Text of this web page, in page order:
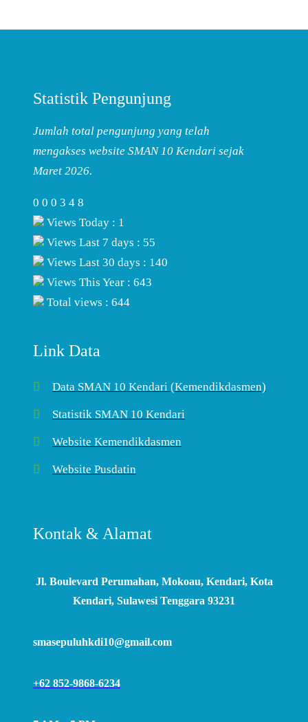
Statistik Pengunjung
Jumlah total pengunjung yang telah
mengakses website SMAN 10 Kendari sejak
Maret 2026.
0 0 0 3 4 8
Views Today : 1
Views Last 7 days : 55
Views Last 30 days : 140
Views This Year : 643
Total views : 644
Link Data
Data SMAN 10 Kendari (Kemendikdasmen)
Statistik SMAN 10 Kendari
Website Kemendikdasmen
Website Pusdatin
Kontak & Alamat
Jl. Boulevard Perumahan, Mokoau, Kendari, Kota
Kendari, Sulawesi Tenggara 93231
smasepuluhkdi10@gmail.com
+62 852-9868-6234